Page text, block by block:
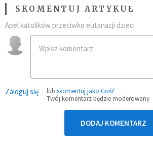
SKOMENTUJ ARTYKUŁ
Apel katolików przeciwko eutanazji dzieci
Zaloguj się lub skomentuj jako Gość
Twój komentarz będzie moderowany
DODAJ KOMENTARZ